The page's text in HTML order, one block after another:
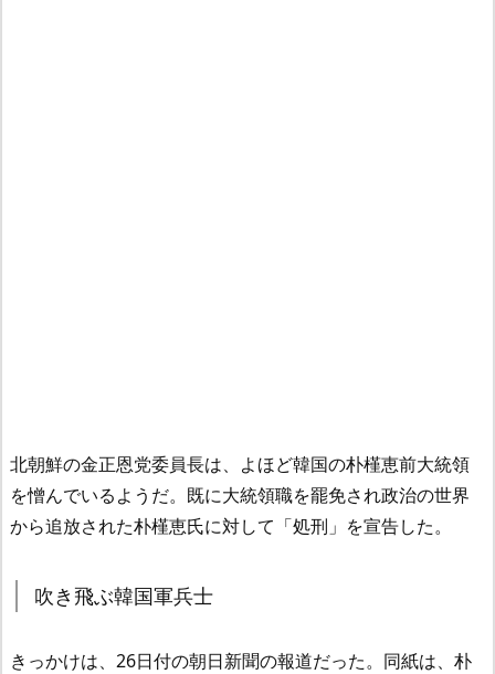
北朝鮮の金正恩党委員長は、よほど韓国の朴槿恵前大統領
を憎んでいるようだ。既に大統領職を罷免され政治の世界
から追放された朴槿恵氏に対して「処刑」を宣告した。
吹き飛ぶ韓国軍兵士
きっかけは、26日付の朝日新聞の報道だった。同紙は、朴